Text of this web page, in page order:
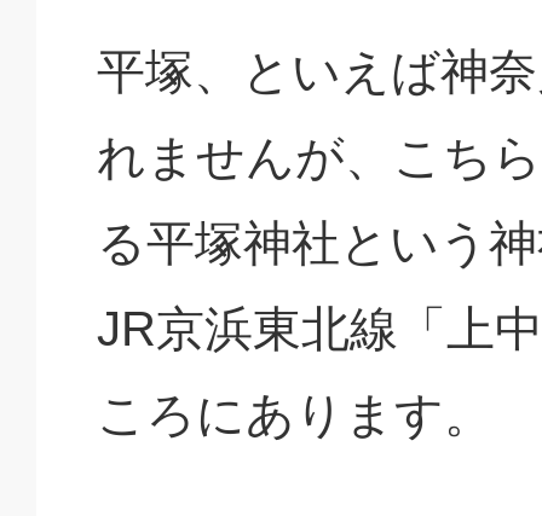
平塚、といえば神
れませんが、こち
る平塚神社という
JR京浜東北線「上
ころにあります。